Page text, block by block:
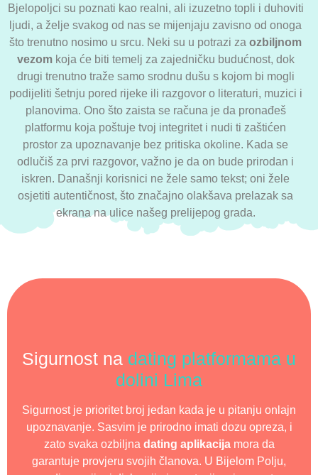
Bjelopoljci su poznati kao realni, ali izuzetno topli i duhoviti
ljudi, a želje svakog od nas se mijenjaju zavisno od onoga
što trenutno nosimo u srcu. Neki su u potrazi za ozbiljnom
vezomkoja će biti temelj za zajedničku budućnost, dok
drugi trenutno traže samo srodnu dušu s kojom bi mogli
podijeliti šetnju pored rijeke ili razgovor o literaturi, muzici i
planovima. Ono što zaista se računa je da pronađeš
platformu koja poštuje tvoj integritet i nudi ti zaštićen
prostor za upoznavanje bez pritiska okoline. Kada se
odlučiš za prvi razgovor, važno je da on bude prirodan i
iskren. Današnji korisnici ne žele samo tekst; oni žele
osjetiti autentičnost, što značajno olakšava prelazak sa
ekrana na ulice našeg prelijepog grada.
Sigurnost na dating platformama u
dolini Lima
Sigurnost je prioritet broj jedan kada je u pitanju onlajn
upoznavanje. Sasvim je prirodno imati dozu opreza, i
zato svaka ozbiljna dating aplikacijamora da
garantuje provjeru svojih članova. U Bijelom Polju,